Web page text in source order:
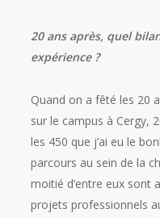
20 ans après, quel
expérience ?
Quand on a fêté les 20
sur le campus à Cergy,
les 450 que j’ai eu le
parcours au sein de la
moitié d’entre eux sont
projets professionnels